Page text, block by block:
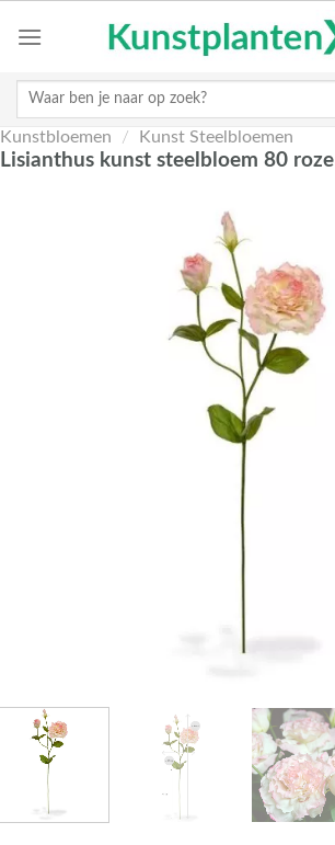
Zoeken
Kunstbloemen / Kunst Steelbloemen
Lisianthus kunst steelbloem 80 roze